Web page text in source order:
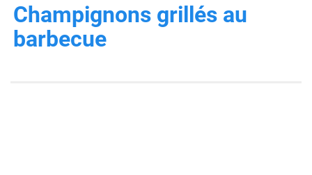
Champignons grillés au
barbecue